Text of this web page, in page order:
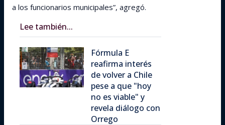
a los funcionarios municipales”, agregó.
Lee también...
Fórmula E
reafirma interés
de volver a Chile
pese a que "hoy
no es viable" y
revela diálogo con
Orrego